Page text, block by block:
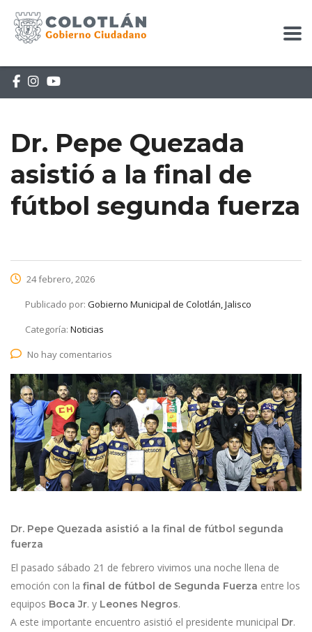
Dr. Pepe Quezada
asistió a la final de
fútbol segunda fuerza
24 febrero, 2026
Publicado por: Gobierno Municipal de Colotlán, Jalisco
Categoría: Noticias
No hay comentarios
Dr. Pepe Quezada asistió a la final de fútbol segunda
fuerza
El pasado sábado 21 de febrero vivimos una noche llena de
emoción con la final de fútbol de Segunda Fuerza entre los
equipos Boca Jr. y Leones Negros.
A este importante encuentro asistió el presidente municipal Dr.